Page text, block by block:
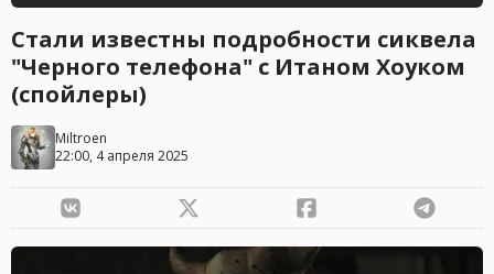
Стали известны подробности сиквела
"Черного телефона" с Итаном Хоуком
(спойлеры)
Miltroen
22:00, 4 апреля 2025